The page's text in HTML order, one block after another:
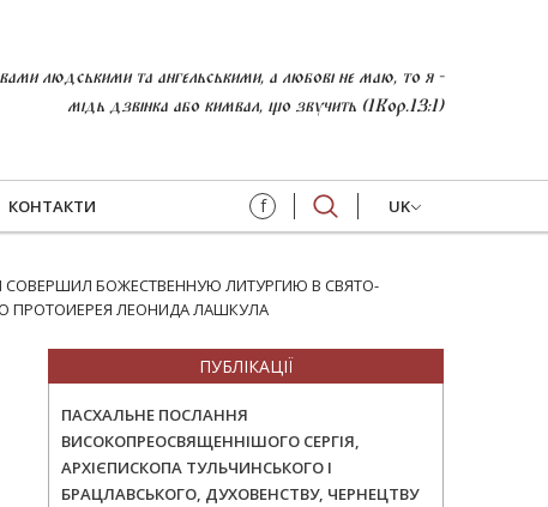
людськими та ангельськими, а любові не маю, то я -
мідь дзвінка або кимвал, що звучить (1Кор.13:1)
КОНТАКТИ f UK
БОЖЕСТВЕННУЮ ЛИТУРГИЮ В СВЯТО-
ПРОТОИЕРЕЯ ЛЕОНИДА ЛАШКУЛА
ПУБЛІКАЦІЇ
ПАСХАЛЬНЕ ПОСЛАННЯ
ВИСОКОПРЕОСВЯЩЕННІШОГО СЕРГІЯ,
АРХІЄПИСКОПА ТУЛЬЧИНСЬКОГО І
БРАЦЛАВСЬКОГО, ДУХОВЕНСТВУ, ЧЕРНЕЦТВУ